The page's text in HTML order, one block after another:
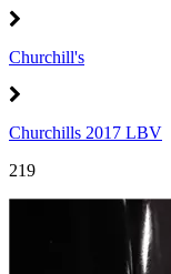
Churchill's
Churchills 2017 LBV
219